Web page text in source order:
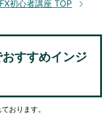
初心者講座 TOP
おすすめインジ
おります。